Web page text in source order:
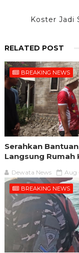
Koster Jadi
RELATED POST
BREAKING NEWS
Serahkan
Langsung
Dewata News Aug
BREAKING NEWS